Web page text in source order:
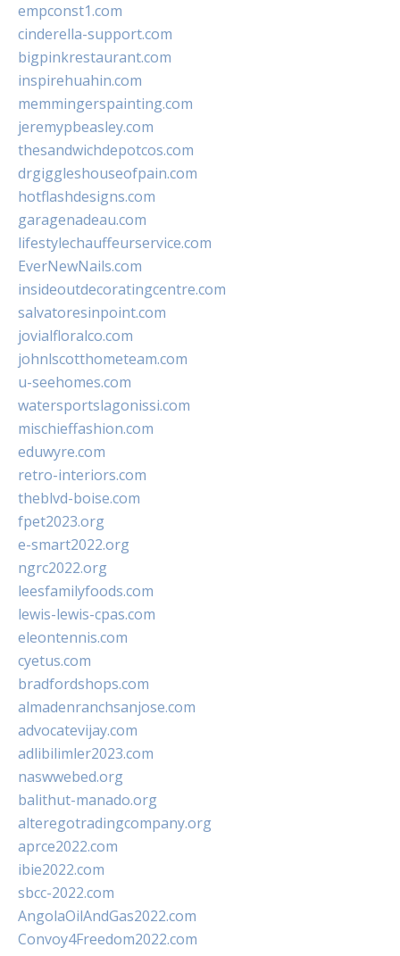
empconst1.com
cinderella-support.com
bigpinkrestaurant.com
inspirehuahin.com
memmingerspainting.com
jeremypbeasley.com
thesandwichdepotcos.com
drgiggleshouseofpain.com
hotflashdesigns.com
garagenadeau.com
lifestylechauffeurservice.com
EverNewNails.com
insideoutdecoratingcentre.com
salvatoresinpoint.com
jovialfloralco.com
johnlscotthometeam.com
u-seehomes.com
watersportslagonissi.com
mischieffashion.com
eduwyre.com
retro-interiors.com
theblvd-boise.com
fpet2023.org
e-smart2022.org
ngrc2022.org
leesfamilyfoods.com
lewis-lewis-cpas.com
eleontennis.com
cyetus.com
bradfordshops.com
almadenranchsanjose.com
advocatevijay.com
adlibilimler2023.com
naswwebed.org
balithut-manado.org
alteregotradingcompany.org
aprce2022.com
ibie2022.com
sbcc-2022.com
AngolaOilAndGas2022.com
Convoy4Freedom2022.com